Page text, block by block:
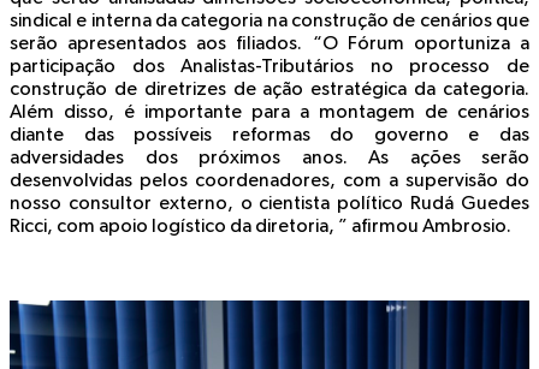
sindical e interna da categoria na construção de cenários que
serão apresentados aos filiados. “O Fórum oportuniza a
participação dos Analistas-Tributários no processo de
construção de diretrizes de ação estratégica da categoria.
Além disso, é importante para a montagem de cenários
diante das possíveis reformas do governo e das
adversidades dos próximos anos. As ações serão
desenvolvidas pelos coordenadores, com a supervisão do
nosso consultor externo, o cientista político Rudá Guedes
Ricci, com apoio logístico da diretoria, ” afirmou Ambrosio.